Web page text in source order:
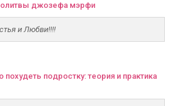
джозефа мэрфи
и Любви!!!!
похудеть подростку: теория и практика